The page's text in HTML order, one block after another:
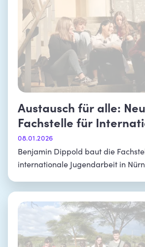
Austausch für alle:
Fachstelle für
Jugendarbeit in
08.01.2026
Benjamin Dippold baut die
internationale Jugendarbeit in
Austauschprogrammen